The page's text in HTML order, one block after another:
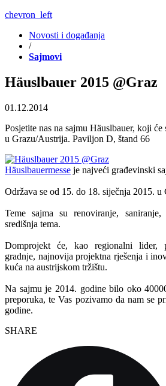
chevron_left
Novosti i događanja
/
Sajmovi
Häuslbauer 2015 @Graz
01.12.2014
Posjetite nas na sajmu Häuslbauer, koji
u Grazu/Austrija. Paviljon D, štand 66
Häuslbauermesse je najveći građevinski
Održava se od 15. do 18. siječnja 2015. u
Teme sajma su renoviranje,
središnja tema.
Domprojekt će, kao regionalni lider,
gradnje, najnovija projektna rješenja i
kuća na austrijskom tržištu.
Na sajmu je 2014. godine bilo oko
preporuka, te Vas pozivamo da nam se
godine.
SHARE